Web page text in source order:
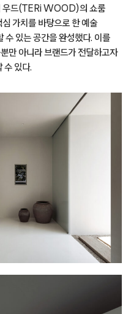
우드(TERi WOOD)의 쇼룸
가치를 바탕으로 한 예술
수 있는 공간을 완성했다. 이를
만 아니라 브랜드가 전달하고자
수 있다.